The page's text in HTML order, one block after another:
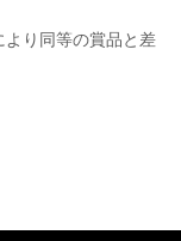
り同等の賞品と差